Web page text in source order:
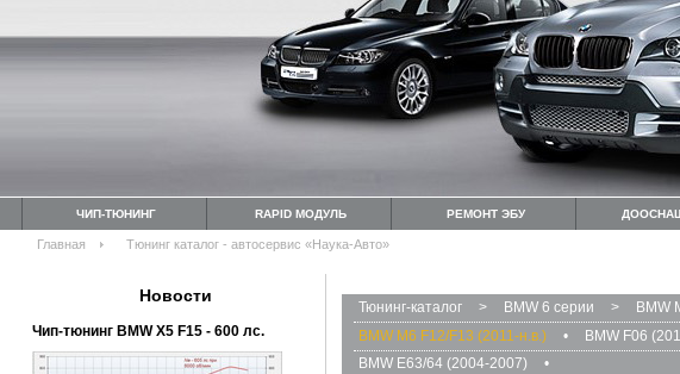
ЧИП-ТЮНИНГ RAPID МОДУЛЬ РЕМОНТ ЭБУ
Главная Тюнинг каталог - автосервис «Наука-Авто»
Новости
Чип-тюнинг BMW Х5 F15 - 600 лс.
Тюнинг-каталог > BMW 6 серии > BMW
BMW M6 F12/F13 (2011-н.в.)
• BMW F06
BMW E63/64 (2004-2007)
•